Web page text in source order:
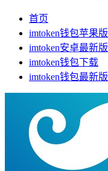
首页
imtoken钱包苹果版
imtoken安卓最新版
imtoken钱包下载
imtoken钱包最新版